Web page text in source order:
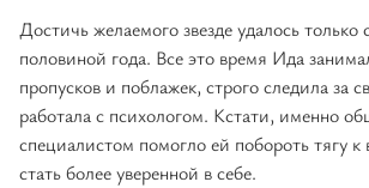
Достичь желаемого звезде удалось только
половиной года. Все это время Ида
пропусков и поблажек, строго следила за
работала с психологом. Кстати, именно
специалистом помогло ей побороть тягу к
стать более уверенной в себе.